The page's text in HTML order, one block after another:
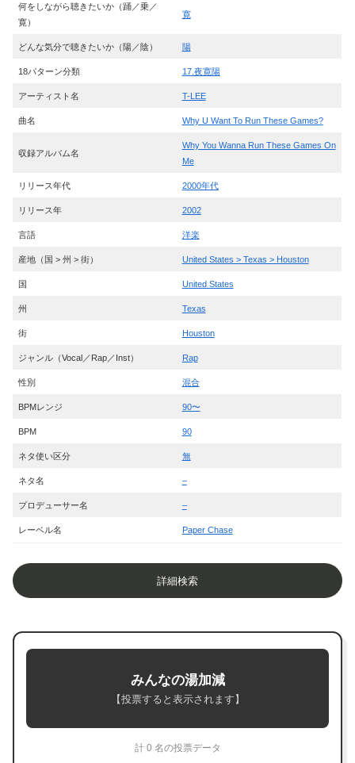
何をしながら聴きたいか（踊／乗／
寛）
寛
どんな気分で聴きたいか（陽／陰） 陽
18パターン分類 17.夜寛陽
アーティスト名 T-LEE
曲名 Why U Want To Run These Games?
収録アルバム名
Why You Wanna Run These Games On
Me
リリース年代 2000年代
リリース年 2002
言語 洋楽
産地（国 > 州 > 街） United States > Texas > Houston
国 United States
州 Texas
街 Houston
ジャンル（Vocal／Rap／Inst） Rap
性別 混合
BPMレンジ 90〜
BPM 90
ネタ使い区分 無
ネタ名 –
プロデューサー名 –
レーベル名 Paper Chase
詳細検索
みんなの湯加減
【投票すると表示されます】
計 0 名の投票データ